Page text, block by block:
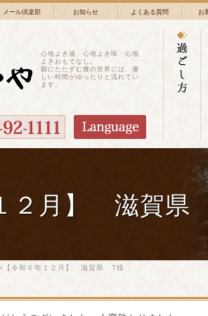
メール倶楽部 お知らせ よくある質問 お
心地よき湯、心地よき味、心地
よきおもてなし。
鄙にたたずむ雅の世界には、優
しい時間がゆったりと流れてい
ます。
１２月】 滋賀
【令和６年１２月】 滋賀県 T様